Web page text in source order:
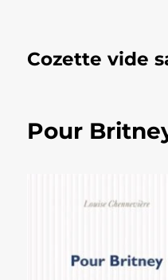
Cozette vide
Pour